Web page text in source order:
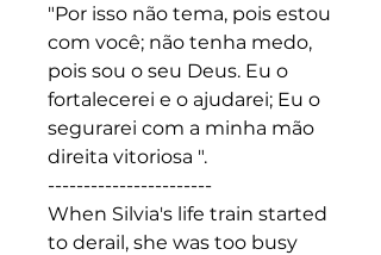
"Por isso não tema, pois estou
com você; não tenha medo,
pois sou o seu Deus. Eu o
fortalecerei e o ajudarei; Eu o
segurarei com a minha mão
direita vitoriosa ".
-----------------------
When Silvia's life train started
to derail, she was too busy